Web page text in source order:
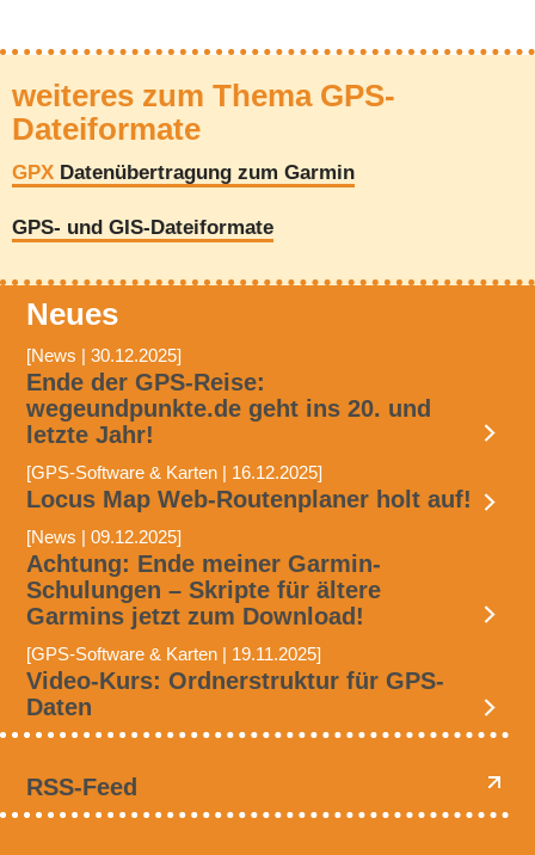
weiteres zum Thema GPS-
Dateiformate
GPX Datenübertragung zum Garmin
GPS- und GIS-Dateiformate
Neues
[News | 30.12.2025]
Ende der GPS-Reise:
wegeundpunkte.de geht ins 20. und
letzte Jahr!
[GPS-Software & Karten | 16.12.2025]
Locus Map Web-Routenplaner holt auf!
[News | 09.12.2025]
Achtung: Ende meiner Garmin-
Schulungen – Skripte für ältere
Garmins jetzt zum Download!
[GPS-Software & Karten | 19.11.2025]
Video-Kurs: Ordnerstruktur für GPS-
Daten
RSS-Feed